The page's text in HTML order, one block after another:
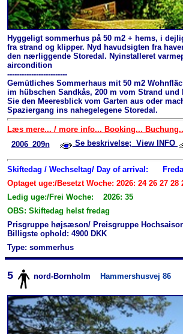
Hyggeligt sommerhus på 50 m2 + hems, i
fra strand og klipper. Nyd havudsigten fra
den nærliggende Storedal. Nyinstalleret
aircondition
-------------------------
Gemütliches Sommerhaus mit 50 m2
im hübschen Sandkås, 200 m vom Strand und
Sie den Meeresblick vom Garten aus oder
Spaziergang ins nahegelegene Storedal.
Læs mere... / more info... Booking...
2006_209n
Se beskrivelse; View INFO
Skiftedag / Wechseltag/ Day of arrival:
Optaget uge:/Besetzt Woche: 2026: 24 26 27 28
Ledig uge:/Frei Woche: 2026: 35
OBS: Skiftedag helst fredag
Prisgruppe højsæson/ Preisgruppe
Billigste ophold: 4900 DKK
Type: sommerhus
5 nord-Bornholm Hammershusvej 86